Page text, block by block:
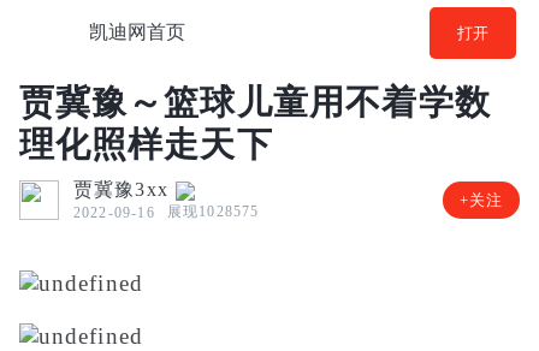
凯迪网首页 打开
贾冀豫～篮球儿童用不着学数
理化照样走天下
贾冀豫3xx
2022-09-16 展现1028575
+关注